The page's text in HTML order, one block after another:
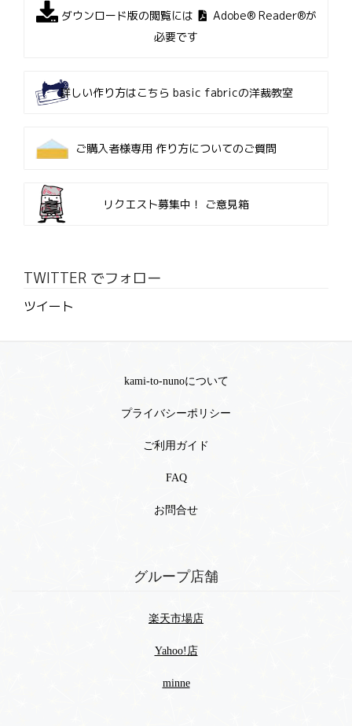
ダウンロード版の閲覧には
Adobe® Reader®が
必要です
詳しい作り方はこちら basic fabricの洋裁教室
ご購入者様専用 作り方についてのご質問
リクエスト募集中！ ご意見箱
TWITTER でフォロー
ツイート
kami-to-nunoについて
プライバシーポリシー
ご利用ガイド
FAQ
お問合せ
グループ店舗
楽天市場店
Yahoo!店
minne